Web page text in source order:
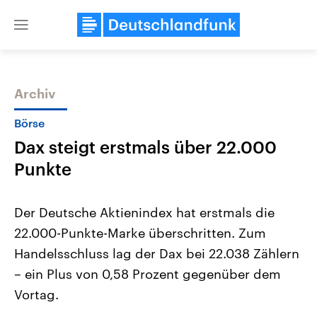
Close
Themen
Landtagswahl Sachsen-Anhalt
2026
Alle Informationen
Sachsen-Anhalt wählt am 6.
September 2026 einen neuen
Landtag. Seit 2021 wird das
USA
Aktuelle Beiträge,
Hintergründe
Wirtschaftlich und
Archiv
Börse
Dax steigt erstmals über 22.000
Punkte
Der Deutsche Aktienindex hat erstmals die
22.000-Punkte-Marke überschritten. Zum
Handelsschluss lag der Dax bei 22.038 Zählern
– ein Plus von 0,58 Prozent gegenüber dem
Vortag.